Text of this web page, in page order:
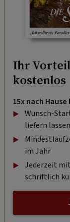
Ihr
kostenlos
15x nach
Wunsch-
liefern lassen
im Jahr
Jederzeit
schriftlich